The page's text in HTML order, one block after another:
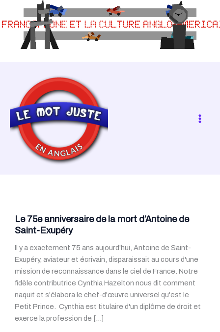
content
Le 75e anniversaire de la mort d’Antoine de
Saint-Exupéry
Il y a exactement 75 ans aujourd'hui, Antoine de Saint-
Exupéry, aviateur et écrivain, disparaissait au cours d'une
mission de reconnaissance dans le ciel de France. Notre
fidèle contributrice Cynthia Hazelton nous dit comment
naquit et s'élabora le chef-d'œuvre universel qu'est le
Petit Prince. Cynthia est titulaire d'un diplôme de droit et
exerce la profession de […]